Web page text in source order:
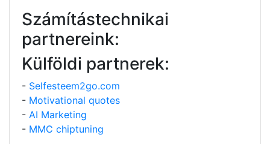
Számítástechnikai
partnereink:
Külföldi partnerek:
- Selfesteem2go.com
- Motivational quotes
- AI Marketing
- MMC chiptuning